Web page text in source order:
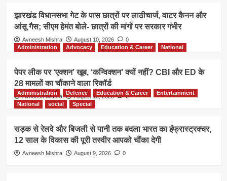
झारखंड विधानसभा गेट के पास छात्रों पर लाठीचार्ज, वाटर कैनन और
आंसू गैस; सीएम हेमंत बोले- छात्रों की मांगों पर सरकार गंभीर
Avneesh Mishra August 10, 2026
0
Administration
Advocacy Education & Career National
पेपर लीक पर ‘एक्शन’ खूब, ‘कन्विक्शन’ क्यों नहीं? CBI और ED के
28 मामलों का चौंकाने वाला रिकॉर्ड
Avneesh Mishra August 10, 2026 0
Administration Defence Education & Career
Entertainment
National
social Special
सड़क से रेलवे और बिजली से पानी तक बदला भारत का इंफ्रास्ट्रक्चर,
12 साल के विकास की पूरी तस्वीर आपको चौंका देगी
Avneesh Mishra August 9, 2026 0